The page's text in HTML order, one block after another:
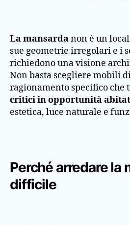
La mansardanon è un
sue geometrie irregolari e i
richiedono una visione
Non basta scegliere mobili
ragionamento specifico che
critici in opportunità
estetica, luce naturale e
Perché arredare la
difficile